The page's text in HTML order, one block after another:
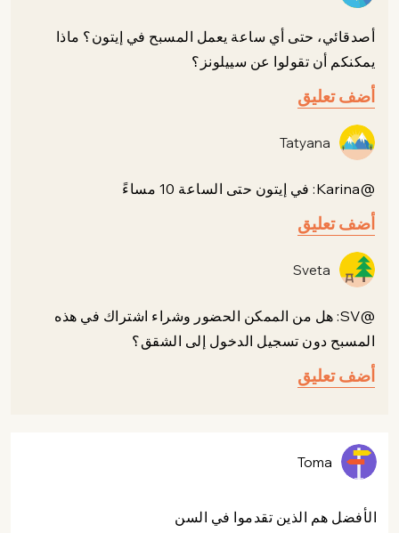
أصدقائي، حتى أي ساعة يعمل المسبح في إيتون؟ ماذا
يمكنكم أن تقولوا عن سييلونز؟
أضف تعليق
Tatyana
@Karina: في إيتون حتى الساعة 10 مساءً
أضف تعليق
Sveta
@SV: هل من الممكن الحضور وشراء اشتراك في هذه
المسبح دون تسجيل الدخول إلى الشقق؟
أضف تعليق
Toma
الأفضل هم الذين تقدموا في السن